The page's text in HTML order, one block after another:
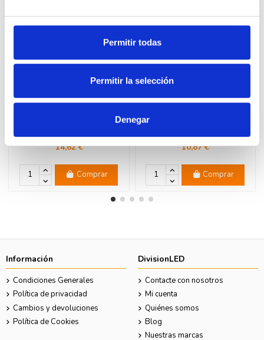
Permitir todas
Permitir la selección
Denegar
Plexo 069558L gris
14,62 €
Comprar
elementos empotrar gris
10,87 €
Comprar
Información
Condiciones Generales
Política de privacidad
Cambios y devoluciones
Política de Cookies
DivisionLED
Contacte con nosotros
Mi cuenta
Quiénes somos
Blog
Nuestras marcas